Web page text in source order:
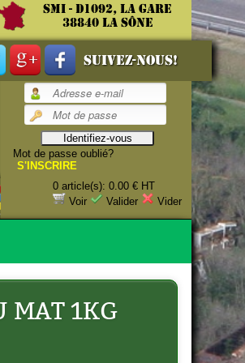
SMI - D1092, La gare
38840 La Sône
Suivez-nous!
Mot de passe oublié?
S'INSCRIRE
0 article(s): 0.00 € HT
Voir
Valider Vider
MAT 1KG
6)